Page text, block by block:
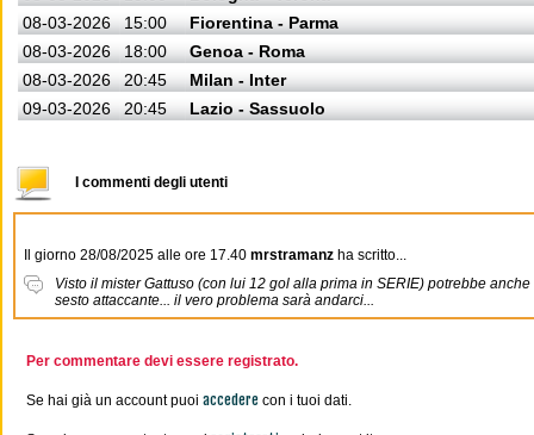
08-03-2026
15:00
Fiorentina - Parma
08-03-2026
18:00
Genoa - Roma
08-03-2026
20:45
Milan - Inter
09-03-2026
20:45 Lazio - Sassuolo
I commenti degli utenti
Il giorno 28/08/2025 alle ore 17.40 mrstramanz ha scritto...
Visto il mister Gattuso (con lui 12 gol alla prima in SERIE) potrebbe
sesto attaccante... il vero problema sarà andarci...
Per commentare devi essere registrato.
Se hai già un account puoi accedere con i tuoi dati.